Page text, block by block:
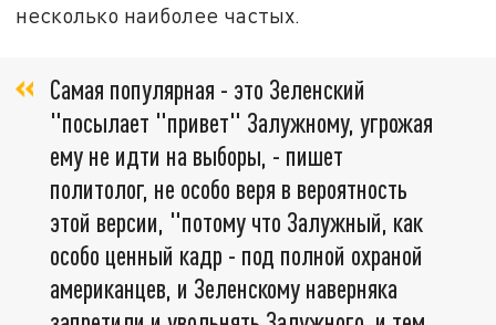
несколько наиболее частых.
Самая популярная - это Зеленский
"посылает "привет" Залужному, угрожая
ему не идти на выборы, - пишет
политолог, не особо веря в вероятность
этой версии, "потому что Залужный, как
особо ценный кадр - под полной охраной
американцев, и Зеленскому наверняка